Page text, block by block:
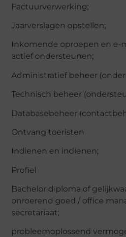
Factuurverwerking;
Jaarverslagen opstellen;
Inkomende oproepen en e-
actief ondersteunen;
Administratief beheer
Technisch beheer
Databasebeheer
Ontvang toeristen
Indienen en indienen;
Profiel
Bachelor diploma of
onroerend goed / office
secretariaat;
probleemoplossend